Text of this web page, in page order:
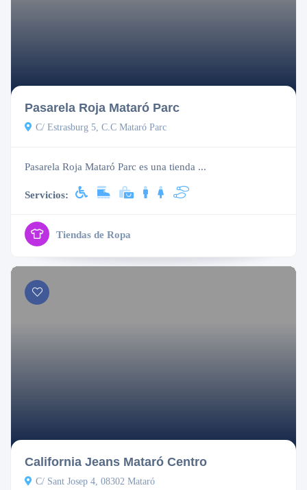
Pasarela Roja Mataró Parc
C/ Estrasburg 5, C.C Mataró Parc
Pasarela Roja Mataró Parc es una tienda ...
Servicios:
Tiendas de Ropa
California Jeans Mataró Centro
C/ Sant Josep 4, 08302 Mataró